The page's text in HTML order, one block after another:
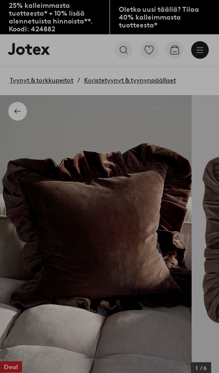
25% kalleimmasta
tuotteesta* + 10% lisää
alennetuista hinnoista**.
Koodi: 424882
Oletko uusi täällä? Tilaa
40% kalleimmasta
tuotteesta*
Jotex-
logo
aloitussivulle
Siirry
Siirry
Takaisin
Tyynyt & torkkupeitot Koristetyynyt & tyynynpäälliset
Deal 1 /6